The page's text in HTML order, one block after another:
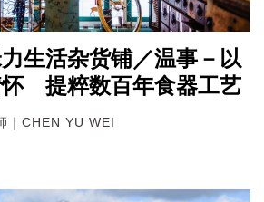
生活杂货铺／温事－以
怀 提粹数百年食器工艺
｜CHEN YU WEI